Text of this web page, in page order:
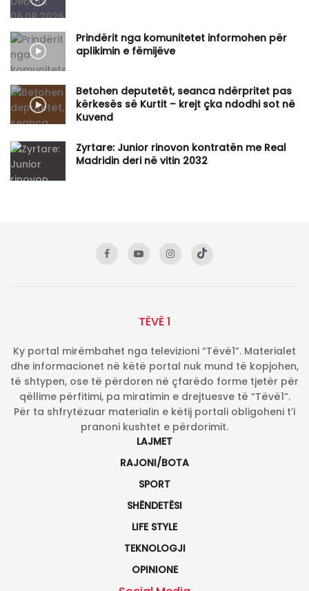
Prindërit nga komunitetet informohen për
aplikimin e fëmijëve
Betohen deputetët, seanca ndërpritet pas
kërkesës së Kurtit – krejt çka ndodhi sot në
Kuvend
Zyrtare: Junior rinovon kontratën me Real
Madridin deri në vitin 2032
TËVË 1
Ky portal mirëmbahet nga televizioni “Tëvë1”. Materialet
dhe informacionet në këtë portal nuk mund të kopjohen,
të shtypen, ose të përdoren në çfarëdo forme tjetër për
qëllime përfitimi, pa miratimin e drejtuesve të “Tëvë1”.
Për ta shfrytëzuar materialin e këtij portali obligoheni t’i
pranoni kushtet e përdorimit.
LAJMET
RAJONI/BOTA
SPORT
SHËNDETËSI
LIFE STYLE
TEKNOLOGJI
OPINIONE